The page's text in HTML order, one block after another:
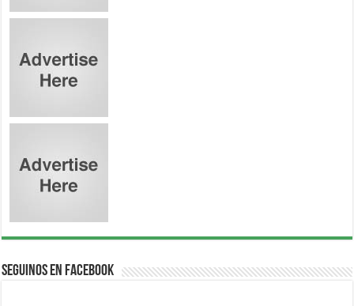
Seguinos en Facebook